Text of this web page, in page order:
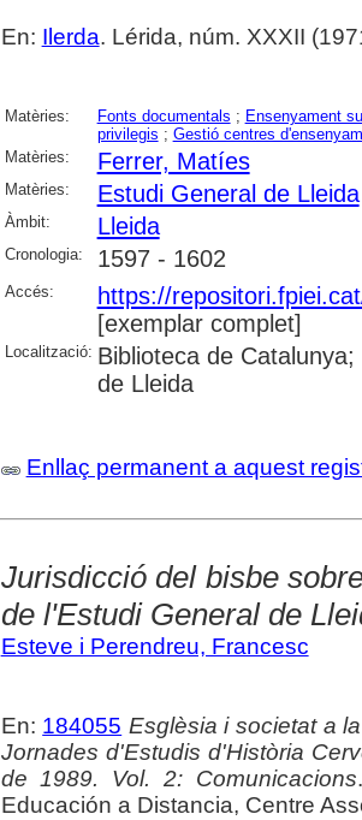
En: Ilerda. Lérida, núm. XXXII
Matèries: Fonts documentals ; Ensenyament
privilegis ; Gestió centres
Matèries:
Ferrer, Matíes
Matèries: Estudi General de Lleida
Àmbit: Lleida
Cronologia: 1597 - 1602
Accés:
https://
[exemplar complet]
Localització: Biblioteca de
de Lleida
Enllaç permanent a aquest
Jurisdicció del bisbe
de l'Estudi General de
Esteve i Perendreu, Francesc
En: 184055 Esglèsia i societat a
Jornades d'Estudis d'Història
de 1989. Vol. 2: Comunicacions
Educación a Distancia, Centre